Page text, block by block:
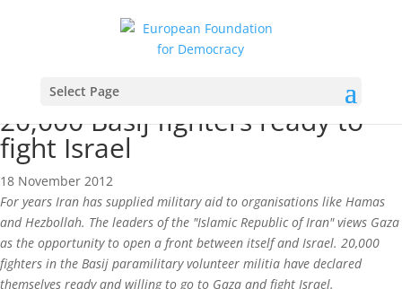
Select Page
News
20,000 Basij fighters ready to
fight Israel
18 November 2012
For years Iran has supplied military aid to organisations like Hamas
and Hezbollah. The leaders of the "Islamic Republic of Iran" views Gaza
as the opportunity to open a front between itself and Israel. 20,000
fighters in the Basij paramilitary volunteer militia have declared
themselves ready and willing to go to Gaza and fight Israel.